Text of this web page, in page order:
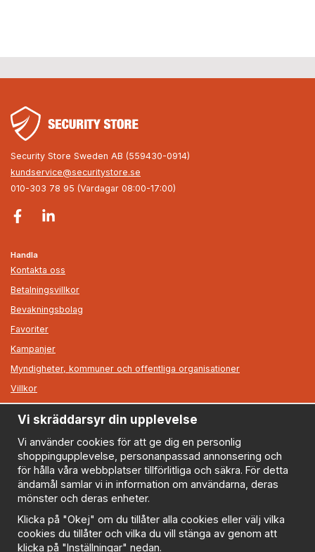
Security Store Sweden AB (559430-0914)
kundservice@securitystore.se
010-303 78 95 (Vardagar 08:00-17:00)
Handla
Kontakta oss
Betalningsvillkor
Bevakningsbolag
Favoriter
Kampanjer
Myndigheter, kommuner och offentliga organisationer
Villkor
Information
Om oss
Nyheter
Nyhetsbrev
Logga in
Om cookies
Cookie inställningar
Vi skräddarsyr din upplevelse
Vi använder cookies för att ge dig en personlig
shoppingupplevelse, personanpassad annonsering och
för hålla våra webbplatser tillförlitliga och säkra. För detta
ändamål samlar vi in information om användarna, deras
mönster och deras enheter.
Klicka på "Okej" om du tillåter alla cookies eller välj vilka
cookies du tillåter och vilka du vill stänga av genom att
klicka på "Inställningar" nedan.